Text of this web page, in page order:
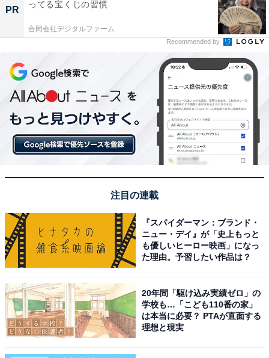
PR
ってる宝くじの習慣
合同会社デジタルファーム
Recommended by
注目の連載
『スパイダーマン：ブランド・
ニュー・デイ』が「史上もっと
も優しいヒーロー映画」になっ
た理由。予習したい作品は？
20年間「駆け込み実績ゼロ」の
学校も…「こども110番の家」
は本当に必要？ PTAが直面する
理想と現実